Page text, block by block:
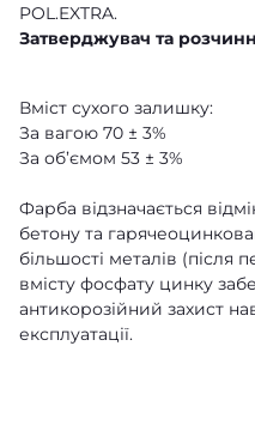
POL.EXTRA.
Затверджувач та
Вміст сухого залишку:
За вагою 70 ± 3%
За об’ємом 53 ± 3%
Фарба відзначається
бетону та
більшості металів (після
вмісту фосфату цинку
антикорозійний захист
експлуатації.